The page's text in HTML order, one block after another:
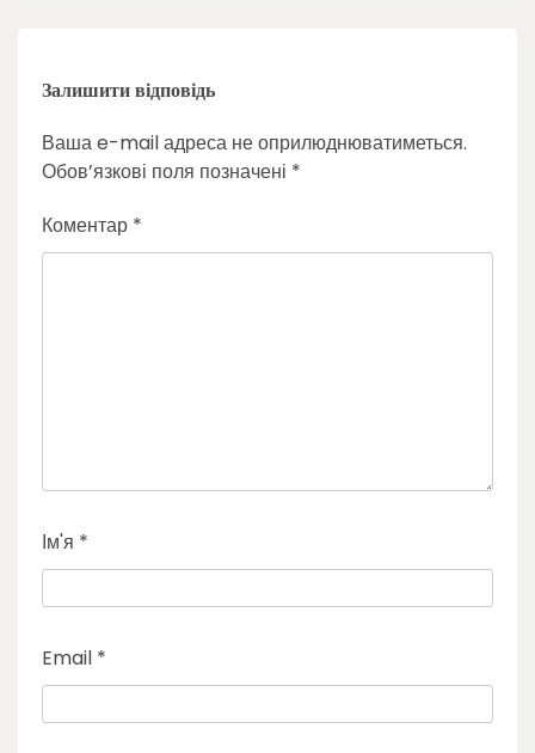
Залишити відповідь
Ваша e-mail адреса не оприлюднюватиметься.
Обов’язкові поля позначені *
Коментар *
Ім'я *
Email *